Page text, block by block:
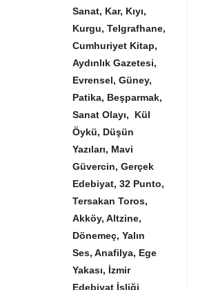
Sanat, Kar, Kıyı,
Kurgu, Telgrafhane,
Cumhuriyet Kitap,
Aydınlık Gazetesi,
Evrensel, Güney,
Patika, Beşparmak,
Sanat Olayı, Kül
Öykü, Düşün
Yazıları, Mavi
Güvercin, Gerçek
Edebiyat, 32 Punto,
Tersakan Toros,
Akköy, Altzine,
Dönemeç, Yalın
Ses, Anafilya, Ege
Yakası, İzmir
Edebiyat İşliği